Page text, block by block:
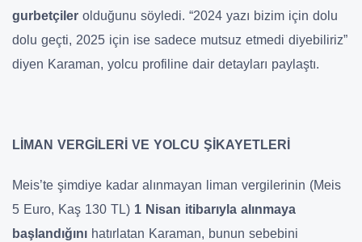
gurbetçiler olduğunu söyledi. “2024 yazı bizim için dolu
dolu geçti, 2025 için ise sadece mutsuz etmedi diyebiliriz”
diyen Karaman, yolcu profiline dair detayları paylaştı.
LİMAN VERGİLERİ VE YOLCU ŞİKAYETLERİ
Meis’te şimdiye kadar alınmayan liman vergilerinin (Meis
5 Euro, Kaş 130 TL) 1 Nisan itibarıyla alınmaya
başlandığını hatırlatan Karaman, bunun sebebini